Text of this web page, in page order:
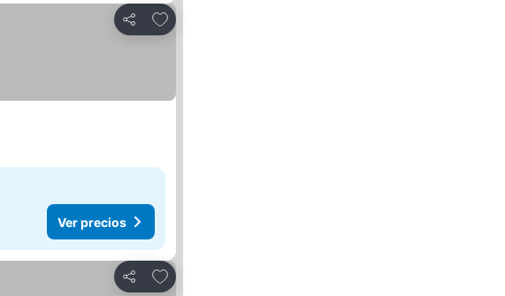
Compartir
Agregar a favoritos
Ver precios
Compartir
Agregar a favoritos